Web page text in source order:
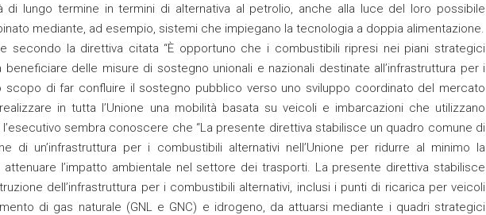
di lungo termine in termini di alternativa al petrolio, anche alla luce del loro possibile
mediante, ad esempio, sistemi che impiegano la tecnologia a doppia alimentazione.
secondo la direttiva citata “È opportuno che i combustibili ripresi nei piani strategici
beneficiare delle misure di sostegno unionali e nazionali destinate all’infrastruttura per i
scopo di far confluire il sostegno pubblico verso uno sviluppo coordinato del mercato
in tutta l’Unione una mobilità basata su veicoli e imbarcazioni che utilizzano
sembra conoscere che “La presente direttiva stabilisce un quadro comune di
di un’infrastruttura per i combustibili alternativi nell’Unione per ridurre al minimo la
l’impatto ambientale nel settore dei trasporti. La presente direttiva stabilisce
dell’infrastruttura per i combustibili alternativi, inclusi i punti di ricarica per veicoli
di gas naturale (GNL e GNC) e idrogeno, da attuarsi mediante i quadri strategici